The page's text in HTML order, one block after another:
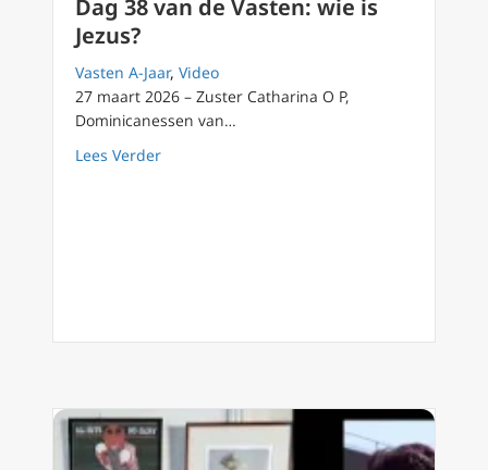
Dag 38 van de Vasten: wie is
Jezus?
Vasten A-Jaar, Video
27 maart 2026 – Zuster Catharina O P,
Dominicanessen van…
Lees Verderabout Dag 38 van de Vasten: wie is Jezus?